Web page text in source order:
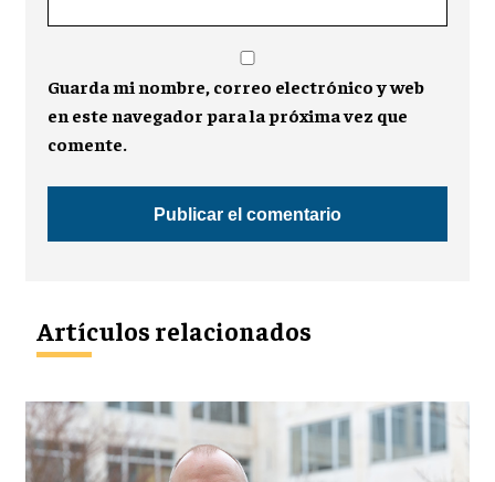
Guarda mi nombre, correo electrónico y web
en este navegador para la próxima vez que
comente.
Artículos relacionados